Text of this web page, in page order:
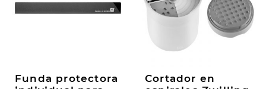
Funda protectora
Cortador en